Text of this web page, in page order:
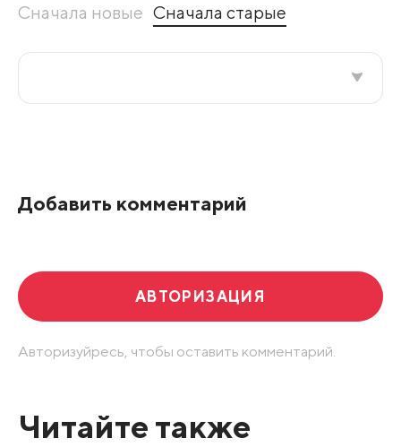
Сначала новые Сначала старые
Добавить комментарий
АВТОРИЗАЦИЯ
Авторизуйресь, чтобы оставить комментарий.
Читайте также